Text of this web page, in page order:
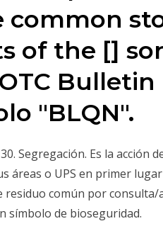
common
of the []
"BLQN".
Segregación. Es la
áreas o UPS en primer
residuo común por consulta/
símbolo de bioseguridad.